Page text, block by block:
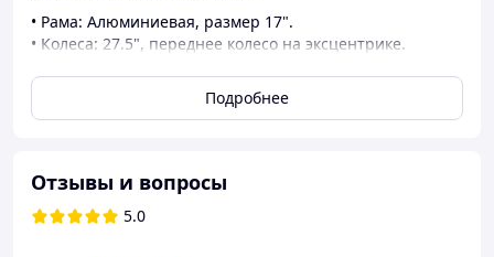
• Рама: Алюминиевая, размер 17".
• Колеса: 27.5", переднее колесо на эксцентрике.
переключателем.
• Диски: Противоударные 28 мм.
• Колеса: Промподшипник.
• Педали: Алюминиевые.
• Руль: Алюминиевый L=580mm/O 31,8mm.
Подробнее
Отзывы и вопросы
5.0